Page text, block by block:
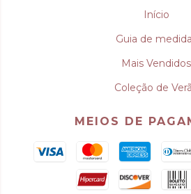
Início
Guia de
Mais Vendidos
Coleção de
MEIOS DE